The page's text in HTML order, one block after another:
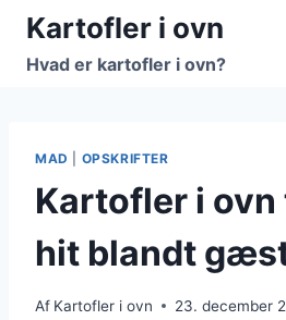
Fortsæt
indhold
Kartofler i ovn
Hvad er kartofler i ovn?
MAD OPSKRIFTER
Kartofler i ovn
hit blandt
Af Kartofler i ovn 23. december